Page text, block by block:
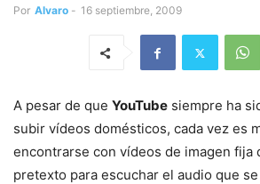
Por Alvaro - 16 septiembre, 2009
A pesar de que YouTube siempre ha
subir vídeos domésticos, cada vez es
encontrarse con vídeos de imagen fija
pretexto para escuchar el audio que